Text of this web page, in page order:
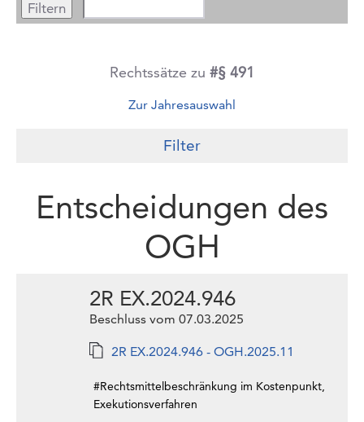
Rechtssätze zu #§ 491
Zur Jahresauswahl
Filter
Entscheidungen des
OGH
2R EX.2024.946
Beschluss vom 07.03.2025
2R EX.2024.946 - OGH.2025.11
#Rechtsmittelbeschränkung im Kostenpunkt,
Exekutionsverfahren